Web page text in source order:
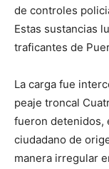
de controles
Estas sustancias
traficantes de
La carga fue
peaje troncal
fueron detenidos,
ciudadano de
manera irregular